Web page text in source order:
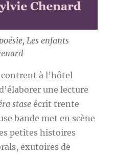
Les enfants
à l’hôtel
une lecture
stase écrit trente
bande met en scène
petites histoires
exutoires de